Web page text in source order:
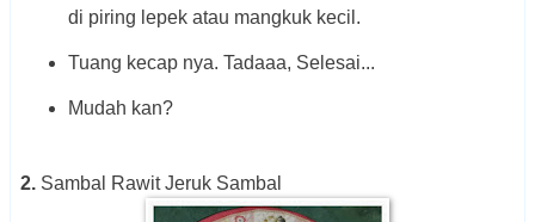
di piring lepek atau mangkuk kecil.
Tuang kecap nya. Tadaaa, Selesai...
Mudah kan?
2. Sambal Rawit Jeruk Sambal